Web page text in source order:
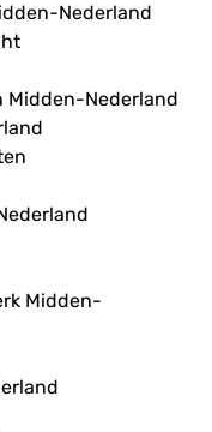
Nederland
Midden-Nederland
Midden-